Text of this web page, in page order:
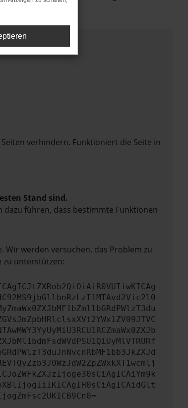
verhindern. Funktioniert die Seite in
Stand sind.
führen, dass bestimmte Funktionen
werden versuchen, das Problem zu
zu unterstützen: